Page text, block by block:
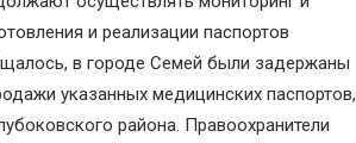
и реализации паспортов
в городе Семей были задержаны
указанных медицинских паспортов,
района. Правоохранители